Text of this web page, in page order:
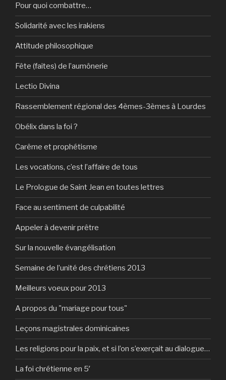
Pour quoi combattre…
Solidarité avec les irakiens
Attitude philosophique
Fête (faites) de l’aumônerie
Lectio Divina
Rassemblement régional des 4èmes-3èmes à Lourdes
Obélix dans la foi ?
Carême et prophétisme
Les vocations, c’est l’affaire de tous
Le Prologue de Saint Jean en toutes lettres
Face au sentiment de culpabilité
Appeler à devenir prêtre
Sur la nouvelle évangélisation
Semaine de l’unité des chrétiens 2013
Meilleurs voeux pour 2013
A propos du "mariage pour tous"
Leçons magistrales dominicaines
Les religions pour la paix, et si l’on s’exerçait au dialogue…
La foi chrétienne en 5′